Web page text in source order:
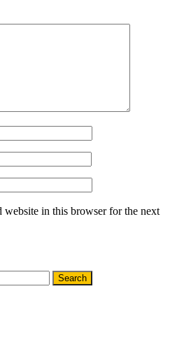
website in this browser for the next